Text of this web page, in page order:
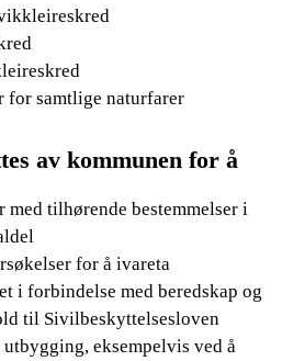
for samtlige naturfarer
av kommunen for å
med tilhørende bestemmelser i
for å ivareta
i forbindelse med beredskap og
til Sivilbeskyttelsesloven
eksempelvis ved å